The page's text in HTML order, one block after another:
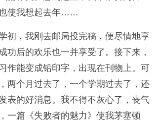
使我想起去年……
初，我刚去邮局投完稿，便尽情地享
功后的欢乐也一并享受了。接下来，
作能变成铅印字，出现在刊物上。可
两个月过去了，一个学期过去了，还
表的好消息。我不得不灰心了，丧气
一篇《失败者的魅力》使我茅塞顿